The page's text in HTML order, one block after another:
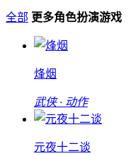
全部 更多角色扮演游戏
烽烟
武侠 · 动作
元夜十二谈